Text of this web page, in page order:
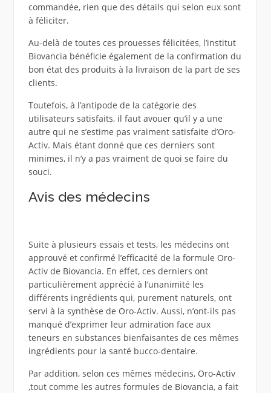
commandée, rien que des détails qui selon eux sont
à féliciter.
Au-delà de toutes ces prouesses félicitées, l’institut
Biovancia bénéficie également de la confirmation du
bon état des produits à la livraison de la part de ses
clients.
Toutefois, à l’antipode de la catégorie des
utilisateurs satisfaits, il faut avouer qu’il y a une
autre qui ne s’estime pas vraiment satisfaite d’Oro-
Activ. Mais étant donné que ces derniers sont
minimes, il n’y a pas vraiment de quoi se faire du
souci.
Avis des médecins
Suite à plusieurs essais et tests, les médecins ont
approuvé et confirmé l’efficacité de la formule Oro-
Activ de Biovancia. En effet, ces derniers ont
particulièrement apprécié à l’unanimité les
différents ingrédients qui, purement naturels, ont
servi à la synthèse de Oro-Activ. Aussi, n’ont-ils pas
manqué d’exprimer leur admiration face aux
teneurs en substances bienfaisantes de ces mêmes
ingrédients pour la santé bucco-dentaire.
Par addition, selon ces mêmes médecins, Oro-Activ
,tout comme les autres formules de Biovancia, a fait